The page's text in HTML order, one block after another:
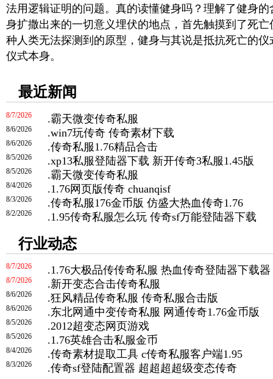
法用逻辑证明的问题。真的读懂健身吗？理解了健身
身扩撒出来的一切意义埋伏的地点，首先触摸到了死
种人类无法探测到的原型，健身与其说是抵抗死亡的
仪式本身。
最近新闻
.霸天微变传奇私服
8/7/2026
.win7玩传奇 传奇素材下载
8/6/2026
.传奇私服1.76精品合击
8/6/2026
.xp13私服登陆器下载 新开传奇3私服1.45版
8/5/2026
.霸天微变传奇私服
8/5/2026
.1.76网页版传奇 chuanqisf
8/4/2026
.传奇私服176金币版 仿盛大热血传奇1.76
8/3/2026
.1.95传奇私服怎么玩 传奇sf万能登陆器下载
8/2/2026
行业动态
.1.76大极品传传奇私服 热血传奇登陆器下载器
8/7/2026
.新开变态合击传奇私服
8/7/2026
.狂风精品传奇私服 传奇私服合击版
8/6/2026
.东北网通中变传奇私服 网通传奇1.76金币版
8/6/2026
.2012超变态网页游戏
8/5/2026
.1.76英雄合击私服金币
8/5/2026
.传奇素材提取工具 c传奇私服客户端1.95
8/4/2026
.传奇sf登陆配置器 超超超超级变态传奇
8/3/2026